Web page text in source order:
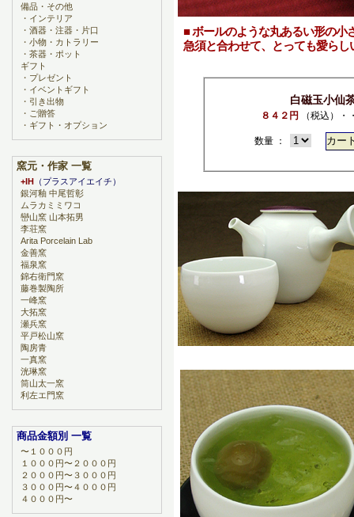
■ ボールのような丸あるい形の小
急須と合わせて、とっても愛らし
白磁玉小仙
８４２円 （税込）・
数量 ：
備品・その他
・ インテリア
・ 酒器・注器・片口
・ 小物・カトラリー
・ 茶器・ポット
ギフト
・ プレゼント
・ イベントギフト
・ 引き出物
・ ご贈答
・ ギフト・オプション
窯元・作家 一覧
+IH （プラスアイエイチ）
銀河釉 中尾哲彰
ムラカミミワコ
巒山窯 山本拓男
李荘窯
Arita Porcelain Lab
金善窯
福泉窯
錦右衛門窯
藤巻製陶所
一峰窯
大拓窯
瀬兵窯
平戸松山窯
陶房青
一真窯
洸琳窯
筒山太一窯
利左エ門窯
商品金額別 一覧
〜１０００円
１０００円〜２０００円
２０００円〜３０００円
３０００円〜４０００円
４０００円〜